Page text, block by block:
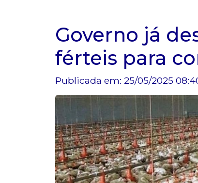
Governo já
férteis para
Publicada em: 25/05/2025